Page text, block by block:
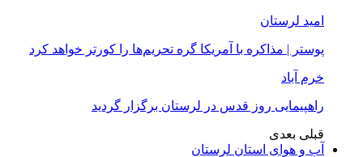
امید لرستان
پوستر | مذاکره با آمریکا گره تحریم‌ها را کورتر خواهد کرد
خرم آباد
راهپیمایی روز قدس در لرستان برگزار گردید
قبلی بعدی
آب و هوای استان لرستان